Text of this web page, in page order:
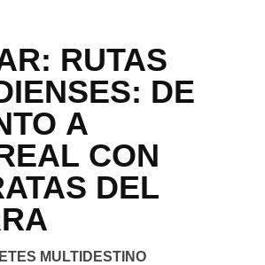
RUTAS
DE
A
CON
DEL
MULTIDESTINO